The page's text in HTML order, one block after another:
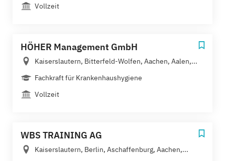
Vollzeit
HÖHER Management GmbH
Kaiserslautern, Bitterfeld-Wolfen, Aachen, Aalen,...
Fachkraft für Krankenhaushygiene
Vollzeit
WBS TRAINING AG
Kaiserslautern, Berlin, Aschaffenburg, Aachen,...